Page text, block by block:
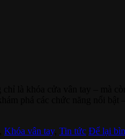
Khóa vân tay, Tin tức Để lại